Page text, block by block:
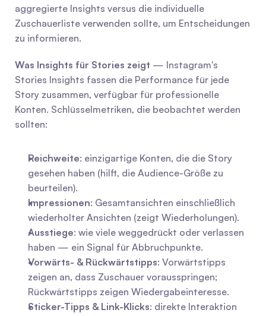
aggregierte Insights versus die individuelle
Zuschauerliste verwenden sollte, um Entscheidungen
zu informieren.
Was Insights für Stories zeigt — Instagram's
Stories Insights fassen die Performance für jede
Story zusammen, verfügbar für professionelle
Konten. Schlüsselmetriken, die beobachtet werden
sollten:
Reichweite: einzigartige Konten, die die Story
gesehen haben (hilft, die Audience-Größe zu
beurteilen).
Impressionen: Gesamtansichten einschließlich
wiederholter Ansichten (zeigt Wiederholungen).
Ausstiege: wie viele weggedrückt oder verlassen
haben — ein Signal für Abbruchpunkte.
Vorwärts- & Rückwärtstipps: Vorwärtstipps
zeigen an, dass Zuschauer vorausspringen;
Rückwärtstipps zeigen Wiedergabeinteresse.
Sticker-Tipps & Link-Klicks: direkte Interaktion